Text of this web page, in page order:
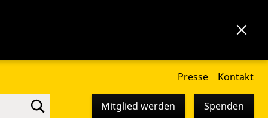
Presse Kontakt
Mitglied werden Spenden